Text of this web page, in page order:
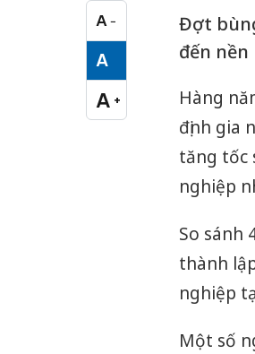
A −
Cỡ chữ nhỏ
A
Cỡ chữ vừa
A +
Cỡ chữ lớn
Đợt
đến
Hàng
định gia
tăng tốc
nghiệp
So sánh
thành
nghiệp
Một số